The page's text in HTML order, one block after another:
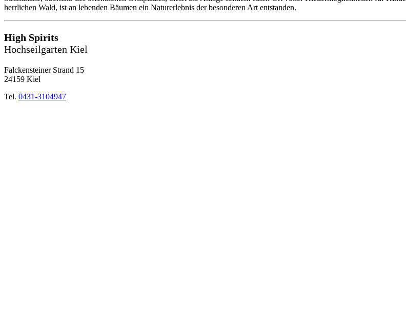
herrlichen Wald, ist an lebenden Bäumen ein Naturerlebnis der besonderen Art entstanden.
High Spirits
Hochseilgarten Kiel
Falckensteiner Strand 15
24159 Kiel
Tel. 0431-3104947